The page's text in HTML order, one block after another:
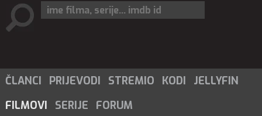
ČLANCI PRIJEVODI STREMIO KODI
JELLYFIN
FILMOVI
SERIJE FORUM